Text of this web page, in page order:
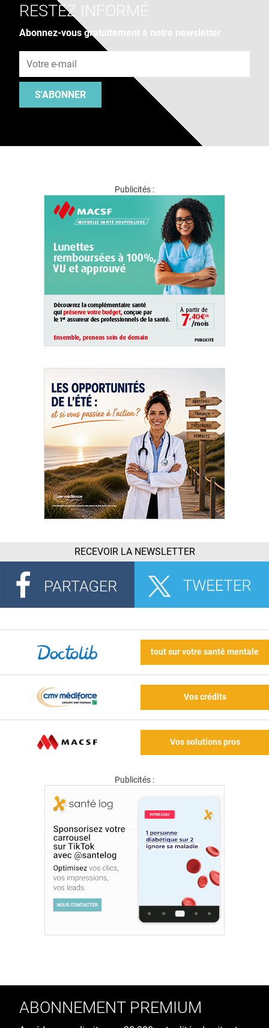
RESTEZ INFORMÉ
Abonnez-vous gratuitement à notre newsletter
S'ABONNER
Publicités :
RECEVOIR LA NEWSLETTER
tout sur votre santé mentale
Vos crédits
Vos solutions pros
Publicités :
ABONNEMENT PREMIUM